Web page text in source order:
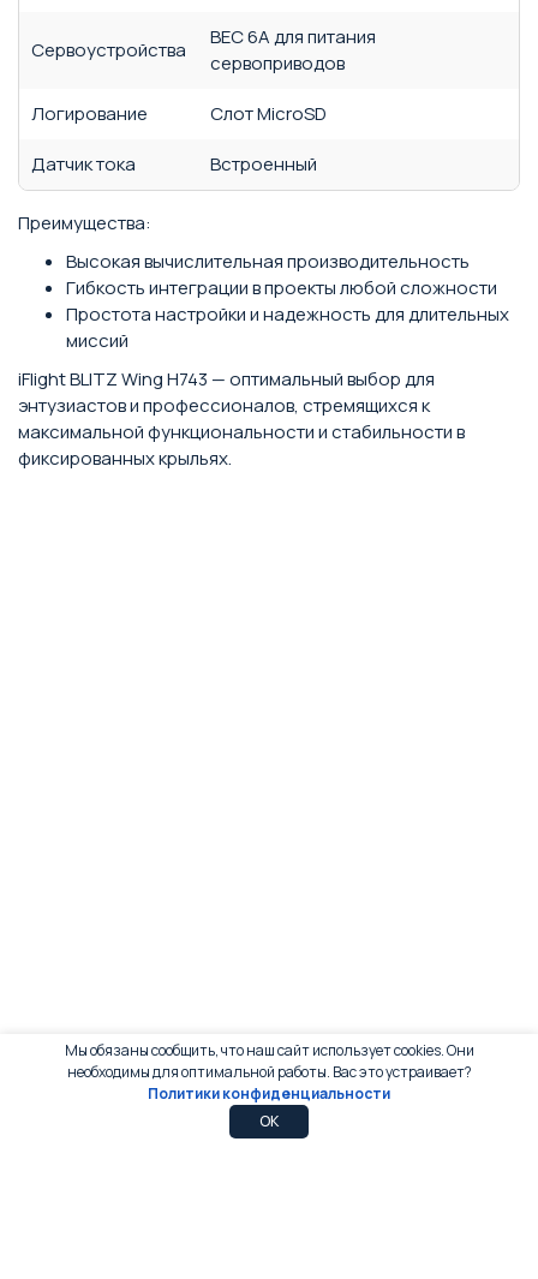
Сервоустройства
BEC 6A для питания
сервоприводов
Логирование
Слот MicroSD
Датчик тока
Встроенный
Преимущества:
Высокая вычислительная производительность
Гибкость интеграции в проекты любой сложности
Простота настройки и надежность для длительных
миссий
iFlight BLITZ Wing H743 — оптимальный выбор для
энтузиастов и профессионалов, стремящихся к
максимальной функциональности и стабильности в
фиксированных крыльях.
Мы обязаны сообщить, что наш сайт использует cookies. Они
необходимы для оптимальной работы. Вас это устраивает?
Политики конфиденциальности
OK